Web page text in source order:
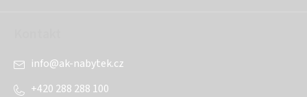
info@ak-nabytek.cz
+420 288 288 100